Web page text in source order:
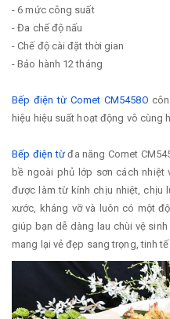
- 6 mức công suất
- Đa chế độ nấu
- Chế độ cài đặt thời gian
- Bảo hành 12 tháng
Bếp điện từ Comet CM5458O
hiệu hiệu suất hoạt động vô cùng
Bếp điện từđa năng Comet
bề ngoài phủ lớp sơn cách nhiệt
được làm từ kính chịu nhiệt, chịu
xước, kháng vỡ và luôn có một
giúp bạn dễ dàng lau chùi vệ
mang lại vẻ đẹp sang trọng, tinh